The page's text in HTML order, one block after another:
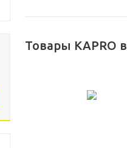
Товары KAPRO